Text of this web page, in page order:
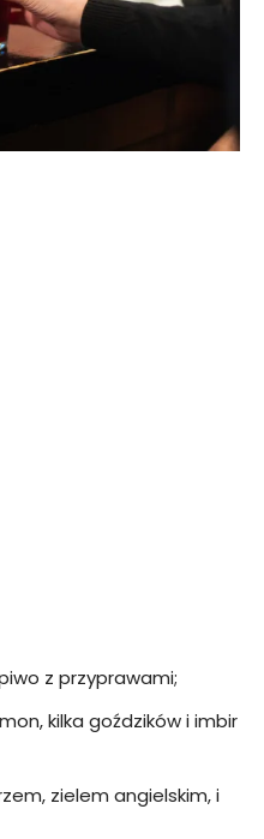
z przyprawami;
kilka goździków i imbir
zielem angielskim, i